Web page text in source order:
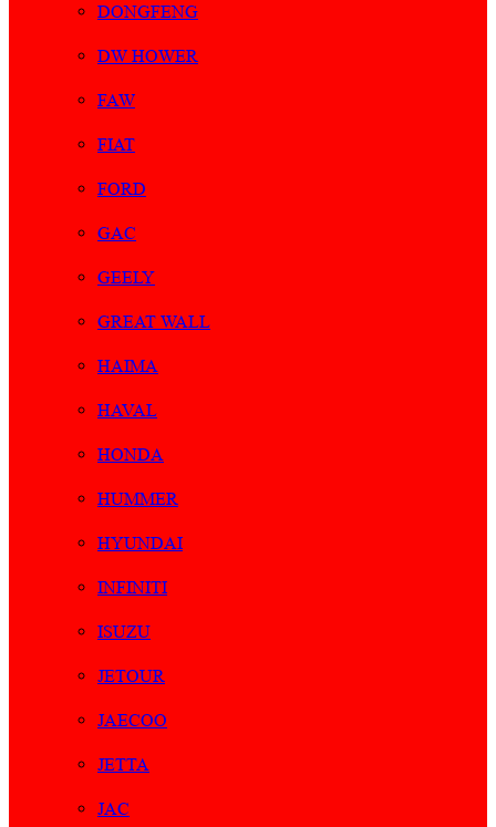
DONGFENG
DW HOWER
FAW
FIAT
FORD
GAC
GEELY
GREAT WALL
HAIMA
HAVAL
HONDA
HUMMER
HYUNDAI
INFINITI
ISUZU
JETOUR
JAECOO
JETTA
JAC